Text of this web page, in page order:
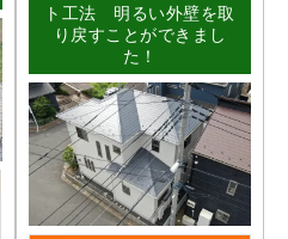
ト工法 明るい外壁を取
り戻すことができまし
た！